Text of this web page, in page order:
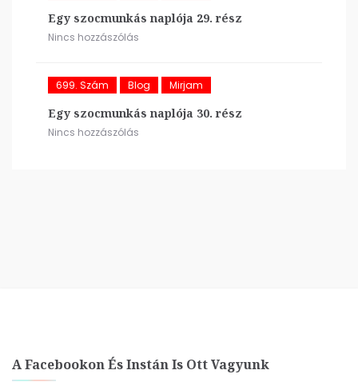
Egy szocmunkás naplója 29. rész
Nincs hozzászólás
699. Szám Blog Mirjam
Egy szocmunkás naplója 30. rész
Nincs hozzászólás
A Facebookon És Instán Is Ott Vagyunk